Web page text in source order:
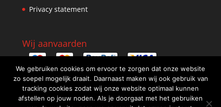
Privacy statement
Wij aanvaarden
We gebruiken cookies om ervoor te zorgen dat onze website
zo soepel mogelijk draait. Daarnaast maken wij ook gebruik van
tracking cookies zodat wij onze website optimaal kunnen
afstellen op jouw noden. Als je doorgaat met het gebruiken